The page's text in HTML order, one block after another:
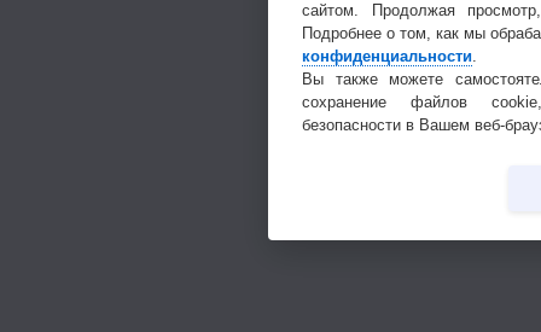
сайтом. Продолжая
Подробнее о том, как мы
конфиденциальности
Вы также можете
сохранение файлов
безопасности в Вашем веб-